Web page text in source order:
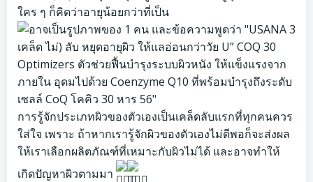
ใคร ๆ ก็คิดว่าอายุน้อยกว่าที่เป็น
การรู้จักประเภทผิวของตัวเองเป็นเคล็ดลับแรกที่ทุกคนควร
ใส่ใจ เพราะ ถ้าหากเรารู้จักผิวของตัวเองไม่ดีพอก็จะส่งผล
ให้เราเลือกผลิตภัณฑ์ที่เหมาะกับผิวไม่ได้ และอาจทำให้
เกิดปัญหาผิวตามมา